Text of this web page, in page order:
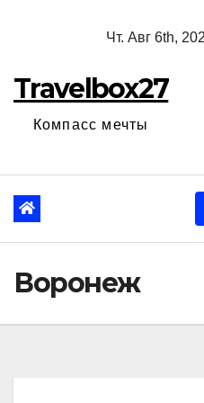
Чт. Авг 6th,
Travelbox27
Компасс мечты
Воронеж